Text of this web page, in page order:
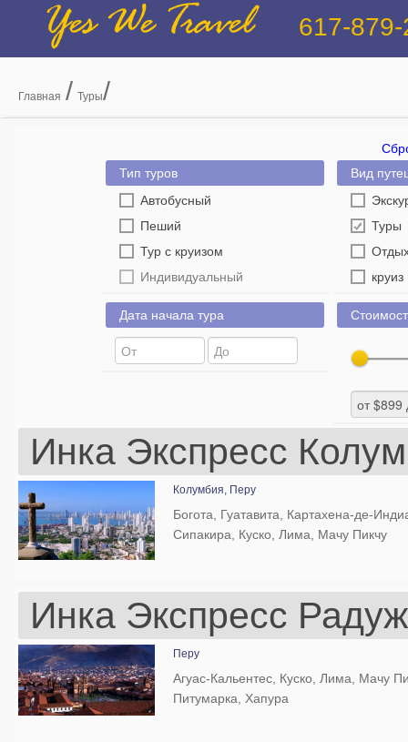
Yes We Travel 617-
Главная / Туры/
Тип туров
Автобусный
Пеший
Тур с круизом
Индивидуальный
Вид
Туры
круиз
Дата начала тура
Инка Экспресс
Колумбия, Перу
Богота, Гуатавита, Картахена-де-
Сипакира, Куско, Лима, Мачу Пикчу
Инка Экспресс
Перу
Агуас-Кальентес, Куско, Лима, Мачу
Питумарка, Хапура